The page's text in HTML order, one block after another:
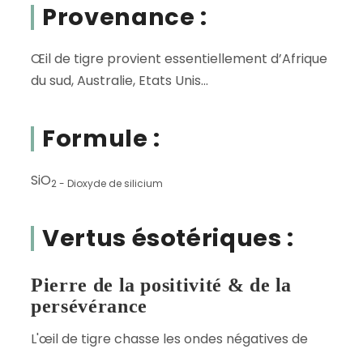
Provenance :
Œil de tigre provient essentiellement d’Afrique
du sud, Australie, Etats Unis...
Formule :
SiO2 - Dioxyde de silicium
Vertus ésotériques :
Pierre de la positivité & de la
persévérance
L'œil de tigre chasse les ondes négatives de